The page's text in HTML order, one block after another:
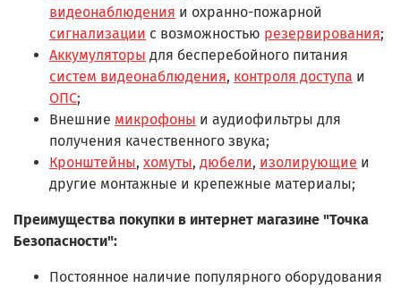
видеонаблюдения и охранно-пожарной
сигнализации с возможностью резервирования;
Аккумуляторы для бесперебойного питания
систем видеонаблюдения, контроля доступа и
ОПС;
Внешние микрофоны и аудиофильтры для
получения качественного звука;
Кронштейны, хомуты, дюбели, изолирующие и
другие монтажные и крепежные материалы;
Преимущества покупки в интернет магазине "Точка
Безопасности":
Постоянное наличие популярного оборудования